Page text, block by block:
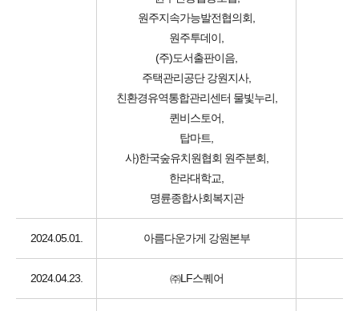
원주지속가능발전협의회,
원주투데이,
(주)도서출판이음,
주택관리공단 강원지사,
친환경유역통합관리센터 물빛누리,
퀸비스토어,
탑마트,
사)한국숲유치원협회 원주분회,
한라대학교,
명륜종합사회복지관
2024.05.01. 아름다운가게 강원본부
2024.04.23. ㈜LF스퀘어